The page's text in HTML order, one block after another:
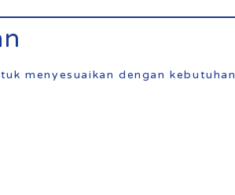
menyesuaikan dengan kebutuhan